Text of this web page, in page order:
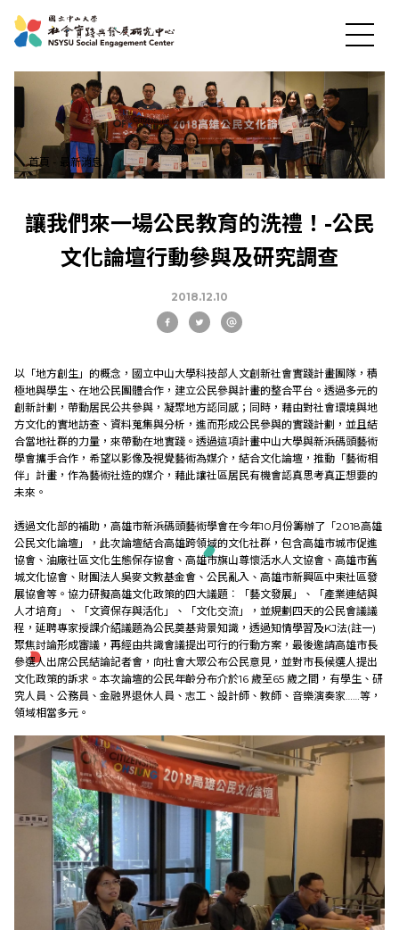
最新消息
關於中心
教育發展
研究成果
外部連結
EN
首頁 - 最新消息
讓我們來一場公民教育的洗禮！-公民
文化論壇行動參與及研究調查
2018.12.10
以「地方創生」的概念，國立中山大學科技部人文創新社會實踐計畫團隊，積
極地與學生、在地公民團體合作，建立公民參與計畫的整合平台。透過多元的
創新計劃，帶動居民公共參與，凝聚地方認同感；同時，藉由對社會環境與地
方文化的實地訪查、資料蒐集與分析，進而形成公民參與的實踐計劃，並且結
合當地社群的力量，來帶動在地實踐。透過這項計畫中山大學與新浜碼頭藝術
學會攜手合作，希望以影像及視覺藝術為媒介，結合文化論壇，推動「藝術相
伴」計畫，作為藝術社造的媒介，藉此讓社區居民有機會認真思考真正想要的
未來。
透過文化部的補助，高雄市新浜碼頭藝術學會在今年10月份籌辦了「2018高雄
公民文化論壇」，此次論壇結合高雄跨領域的文化社群，包含高雄市城市促進
協會、油廠社區文化生態保存協會、高雄市旗山尊懷活水人文協會、高雄市舊
城文化協會、財團法人吳麥文教基金會、公民亂入、高雄市新興區中東社區發
展協會等。協力研擬高雄文化政策的四大議題︰「藝文發展」、「產業連結與
人才培育」、「文資保存與活化」、「文化交流」，並規劃四天的公民會議議
程，延聘專家授課介紹議題為公民奠基背景知識，透過知情學習及KJ法(註一)
聚焦討論形成審議，再經由共識會議提出可行的行動方案，最後邀請高雄市長
參選人出席公民結論記者會，向社會大眾公布公民意見，並對市長候選人提出
文化政策的訴求。本次論壇的公民年齡分布介於16 歲至65 歲之間，有學生、研
究人員、公務員、金融界退休人員、志工、設計師、教師、音樂演奏家……等，
領域相當多元。